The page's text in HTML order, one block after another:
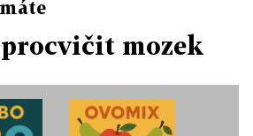
procvičit mozek